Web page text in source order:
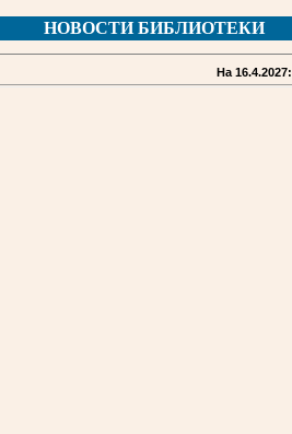
НОВОСТИ БИБЛИОТЕКИ
На 16.4.2027: